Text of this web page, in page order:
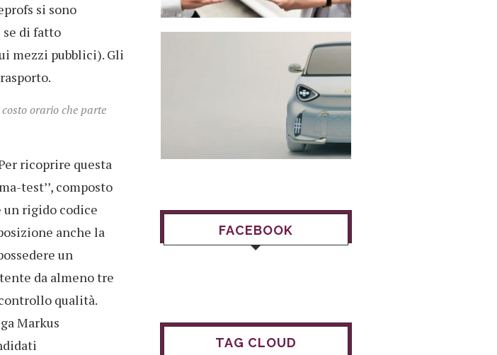
si sono
di fatto
mezzi pubblici). Gli
orario che parte
ricoprire questa
test’’, composto
un rigido codice
anche la
un
da almeno tre
qualità.
Markus
FACEBOOK
TAG CLOUD